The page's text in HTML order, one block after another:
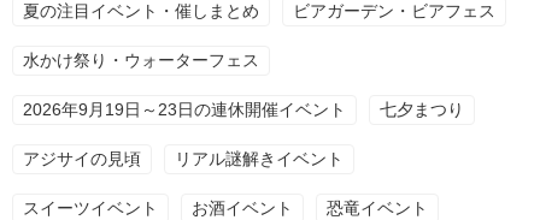
夏の注目イベント・催しまとめ ビアガーデン・ビアフェス
水かけ祭り・ウォーターフェス
2026年9月19日～23日の連休開催イベント 七夕まつり
アジサイの見頃 リアル謎解きイベント
スイーツイベント お酒イベント 恐竜イベント